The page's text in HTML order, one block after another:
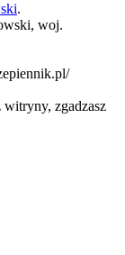
.
woj.
zgadzasz